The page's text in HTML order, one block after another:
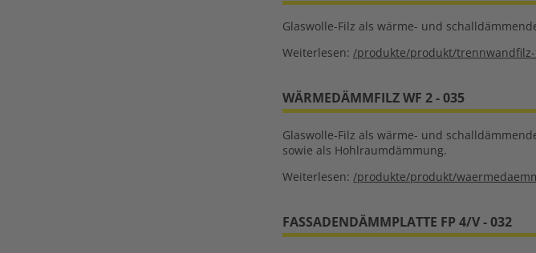
Glaswolle-Filz als wärme- und
Weiterlesen: /produkte/produkt/
WÄRMEDÄMMFILZ WF 2 - 035
Glaswolle-Filz als wärme- und
sowie als Hohlraumdämmung.
Weiterlesen: /produkte/produkt/
FASSADENDÄMMPLATTE FP 4/V - 032